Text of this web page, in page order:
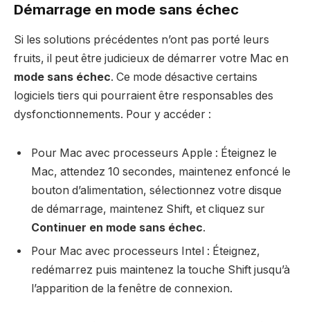
Démarrage en mode sans échec
Si les solutions précédentes n’ont pas porté leurs
fruits, il peut être judicieux de démarrer votre Mac en
mode sans échec. Ce mode désactive certains
logiciels tiers qui pourraient être responsables des
dysfonctionnements. Pour y accéder :
Pour Mac avec processeurs Apple : Éteignez le
Mac, attendez 10 secondes, maintenez enfoncé le
bouton d’alimentation, sélectionnez votre disque
de démarrage, maintenez Shift, et cliquez sur
Continuer en mode sans échec.
Pour Mac avec processeurs Intel : Éteignez,
redémarrez puis maintenez la touche Shift jusqu’à
l’apparition de la fenêtre de connexion.